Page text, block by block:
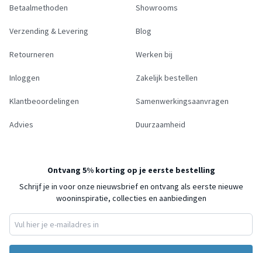
Betaalmethoden
Verzending & Levering
Retourneren
Inloggen
Klantbeoordelingen
Advies
Showrooms
Blog
Werken bij
Zakelijk bestellen
Samenwerkingsaanvragen
Duurzaamheid
Ontvang 5% korting op je eerste bestelling
Schrijf je in voor onze nieuwsbrief en ontvang als eerste nieuwe
wooninspiratie, collecties en aanbiedingen